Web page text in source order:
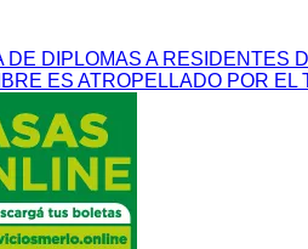
DE DIPLOMAS A RESIDENTES
ES ATROPELLADO POR EL